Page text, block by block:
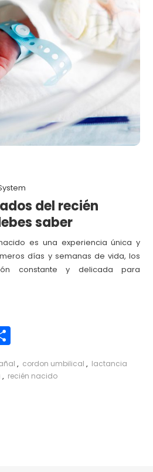
del recién
saber
es una experiencia única y
días y semanas de vida, los
constante y delicada para
Compartir
, cordon umbilical , lactancia
, recién nacido